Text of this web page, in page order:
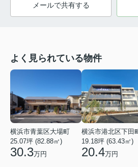
メールで共有する
よく見られている物件
横浜市青葉区大場町
25.07坪 (82.88㎡)
30.3万円
19.18坪 (63.43㎡)
20.4万円